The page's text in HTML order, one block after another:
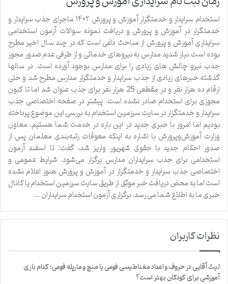
استخدام سرایدار و خدمتگزار آموزش و پرورش ۱۴۰۲ ماجرای جذب سرایدار و
خدمتگزار در آموزش و پرورش و دریافت نمونه سوالات آزمون استخدامی
سرایداری آموزش و پرورش از مباحث داغی است که در چند سال اخیر مطرح
بوده است.نیاز شدید مدارس به نیروهای خدماتی و از طرفی عدم صدور مجوز
جذب نیرو چالش های زیادی را برای مدارس بوجود آورده است. در سالها
گذشته خبرهای زیادی از جذب سرایدار و خدمتگزار مدارس مطرح شد و حتی
ارقام ده هزار نفر و در مقطعی 25 هزار نفر برای جذب عنوان شد اما تا کنون
مجوزی برای استخدام صادر نشده است. پیشتر در صفحه اختصاصی جذب
سرایدار و خدمتگزار در سایت سرزمین استخدام به بررسی این موضوع پرداخته
بودیم اما امروز با خبری جدید در این باره در خدمت شما هستیم. معاون
وزارت آموزش‌وپرورش با اشاره به اینکه معوقات رتبه‌بندی معلمان پس از
صدور احکام جدید با حقوق شهریور واریز شد، گفت: تا اسفند آزمون
استخدامی برای جذب سرایداران مدارس برگزار می‌شود. شرایط عمومی و
اختصاصی جذب سرایدار و خدمتگزار در آموزش و پرورش هنوز اعلام نشده
است اما به محض دریافت خبر موثق از طریق سایت سرزمین استخدام یا کانال
خبری ما به اطلاع شما می رسد. برگزاری آزمون استخدام سرایداران …
نظرات کاربران
لیث آقاییدرحروف و اعداد مغناطیسی فومی یا منچ و مارپله فومی؛ کدام بازی
آموزشی برای کودکان بهتر است؟